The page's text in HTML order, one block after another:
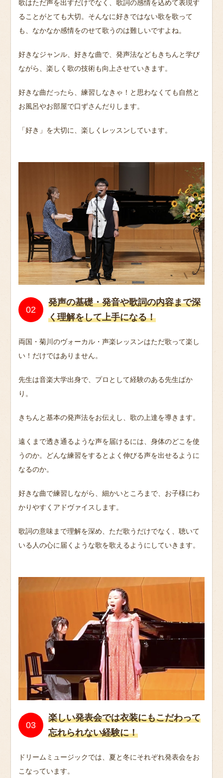
歌はただ声を出すだけでなく、歌詞の感情を込めて表現す
ることがとても大切。そんなに好きではない歌を歌って
も、なかなか感情をのせて歌うのは難しいですよね。
好きなジャンル、好きな曲で、発声法などもきちんと学び
ながら、楽しく歌の技術も向上させていきます。
好きな曲だったら、練習しなきゃ！と思わなくても自然と
お風呂やお部屋で口ずさんだりします。
「好き」を大切に、楽しくレッスンしています。
発声の基礎・発音や歌詞の内容まで深
く理解をして上手になる！
両国・菊川のヴォーカル・声楽レッスンはただ歌って楽し
い！だけではありません。
先生は音楽大学出身で、プロとして経験のある先生ばか
り。
きちんと基本の発声法をお伝えし、歌の上達を導きます。
遠くまで透き通るような声を届けるには、身体のどこを使
うのか。どんな練習をするとよく伸びる声を出せるように
なるのか。
好きな曲で練習しながら、細かいところまで、お子様にわ
かりやすくアドヴァイスします。
歌詞の意味まで理解を深め、ただ歌うだけでなく、聴いて
いる人の心に届くような歌を歌えるようにしていきます。
楽しい発表会では衣装にもこだわって
忘れられない経験に！
ドリームミュージックでは、夏と冬にそれぞれ発表会をお
こなっています。